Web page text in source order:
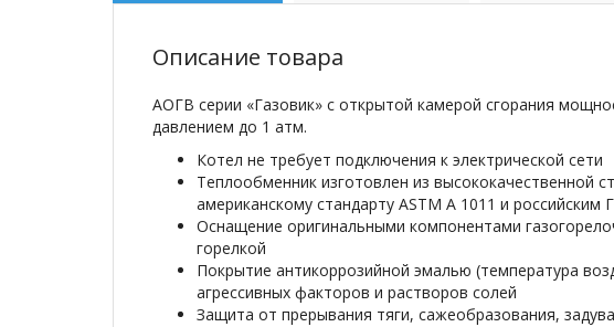
Описание товара
АОГВ серии «Газовик» с открытой камерой сгорания
давлением до 1 атм.
Котел не требует подключения к электрической сети
Теплообменник изготовлен из высококачественной
американскому стандарту ASTM A 1011 и
Оснащение оригинальными компонентами
горелкой
Покрытие антикоррозийной эмалью (температура
агрессивных факторов и растворов солей
Защита от прерывания тяги, сажеобразования,